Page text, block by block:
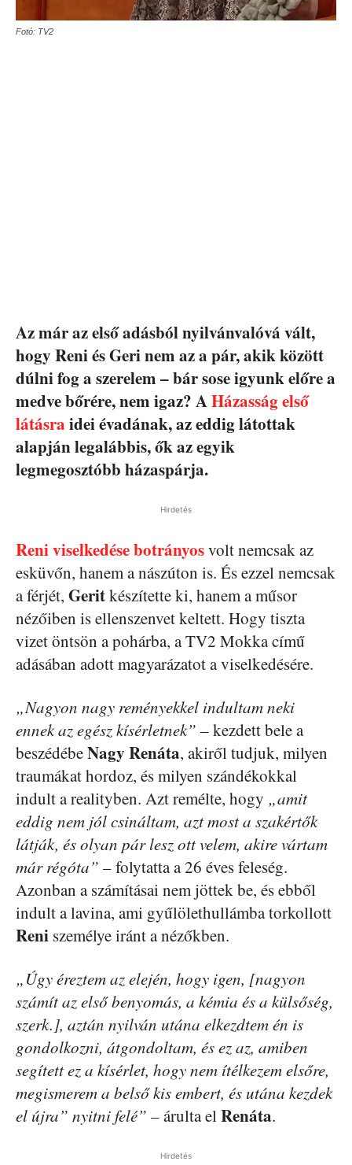
Fotó: TV2
Az már az első adásból nyilvánvalóvá vált,
hogy Reni és Geri nem az a pár, akik között
dúlni fog a szerelem – bár sose igyunk előre a
medve bőrére, nem igaz? AHázasság első
látásra idei évadának, az eddig látottak
alapján legalábbis, ők az egyik
legmegosztóbb házaspárja.
Hirdetés
Reni viselkedése botrányosvolt nemcsak az
esküvőn, hanem a nászúton is. És ezzel nemcsak
a férjét, Geritkészítette ki, hanem a műsor
nézőiben is ellenszenvet keltett. Hogy tiszta
vizet öntsön a pohárba, a TV2 Mokka című
adásában adott magyarázatot a viselkedésére.
„Nagyon nagy reményekkel indultam neki
ennek az egész kísérletnek” – kezdett bele a
beszédébeNagy Renáta, akiről tudjuk, milyen
traumákat hordoz, és milyen szándékokkal
indult a realityben. Azt remélte, hogy „amit
eddig nem jól csináltam, azt most a szakértők
látják, és olyan pár lesz ott velem, akire vártam
már régóta” – folytatta a 26 éves feleség.
Azonban a számításai nem jöttek be, és ebből
indult a lavina, ami gyűlölethullámba torkollott
Reni személye iránt a nézőkben.
„Úgy éreztem az elején, hogy igen, [nagyon
számít az első benyomás, a kémia és a külsőség,
szerk.], aztán nyilván utána elkezdtem én is
gondolkozni, átgondoltam, és ez az, amiben
segített ez a kísérlet, hogy nem ítélkezem elsőre,
megismerem a belső kis embert, és utána kezdek
el újra” nyitni felé” – árulta elRenáta.
Hirdetés